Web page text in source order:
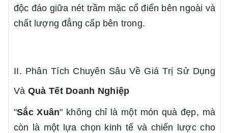
độc đáo giữa nét trầm mặc cổ điển bên ngoài và
chất lượng đẳng cấp bên trong.
II. Phân Tích Chuyên Sâu Về Giá Trị Sử Dụng
Và Quà Tết Doanh Nghiệp
"Sắc Xuân" không chỉ là một món quà đẹp, mà
còn là một lựa chọn kinh tế và chiến lược cho